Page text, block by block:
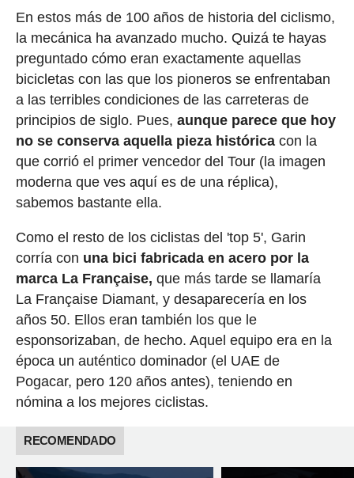
En estos más de 100 años de historia del ciclismo,
la mecánica ha avanzado mucho. Quizá te hayas
preguntado cómo eran exactamente aquellas
bicicletas con las que los pioneros se enfrentaban
a las terribles condiciones de las carreteras de
principios de siglo. Pues, aunque parece que hoy
no se conserva aquella pieza históricacon la
que corrió el primer vencedor del Tour (la imagen
moderna que ves aquí es de una réplica),
sabemos bastante ella.
Como el resto de los ciclistas del 'top 5', Garin
corría con una bici fabricada en acero por la
marca La Française, que más tarde se llamaría
La Française Diamant, y desaparecería en los
años 50. Ellos eran también los que le
esponsorizaban, de hecho. Aquel equipo era en la
época un auténtico dominador (el UAE de
Pogacar, pero 120 años antes), teniendo en
nómina a los mejores ciclistas.
RECOMENDADO